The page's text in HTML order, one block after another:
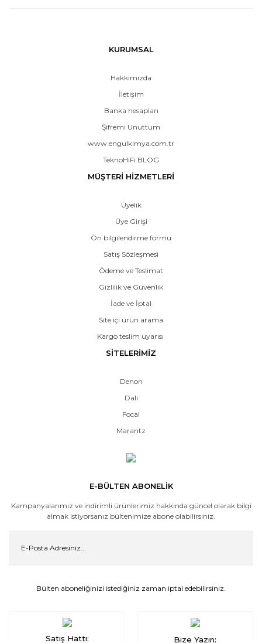
KURUMSAL
Hakkımızda
İletişim
Banka hesapları
Şifremi Unuttum
www.engulkimya.com.tr
TeknoHiFi BLOG
MÜŞTERİ HİZMETLERİ
Üyelik
Üye Girişi
Ön bilgilendirme formu
Satış Sözleşmesi
Ödeme ve Teslimat
Gizlilik ve Güvenlik
İade ve İptal
Site içi ürün arama
Kargo teslim uyarısı
SİTELERİMİZ
Denon
Dali
Focal
Marantz
E-BÜLTEN ABONELİK
Kampanyalarımız ve indirimli ürünlerimiz hakkında güncel olarak bilgi
almak istiyorsanız bültenimize abone olabilirsiniz.
Bülten aboneliğinizi istediğiniz zaman iptal edebilirsiniz.
Satış Hattı: Bize Yazın: